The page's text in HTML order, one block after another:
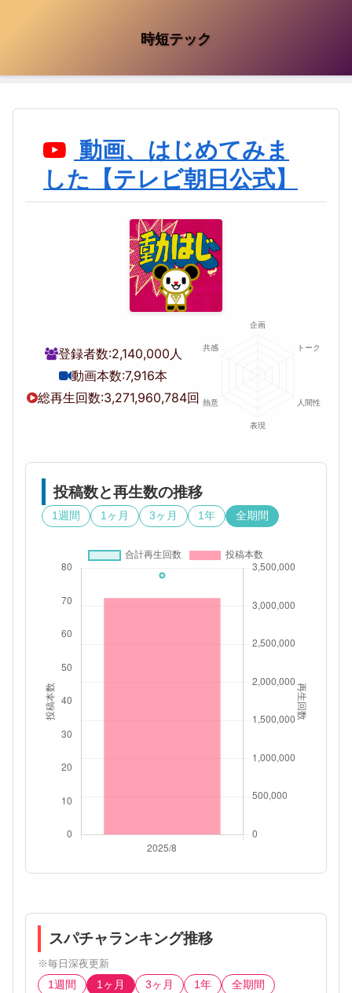
時短テック
動画、はじめてみま
した【テレビ朝日公式】
登録者数:2,140,000人
動画本数:7,916本
総再生回数:3,271,960,784回
投稿数と再生数の推移
1週間 1ヶ月 3ヶ月 1年 全期間
スパチャランキング推移
※毎日深夜更新
1週間
1ヶ月 3ヶ月 1年 全期間